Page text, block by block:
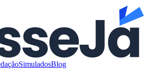
SimuladosBlog